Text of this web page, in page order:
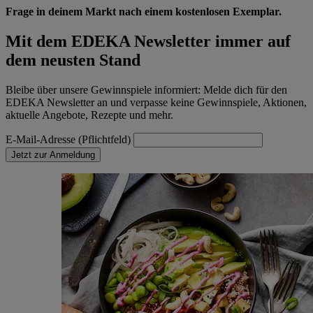
Frage in deinem Markt nach einem kostenlosen Exemplar.
Mit dem EDEKA Newsletter immer auf
dem neusten Stand
Bleibe über unsere Gewinnspiele informiert: Melde dich für den
EDEKA Newsletter an und verpasse keine Gewinnspiele, Aktionen,
aktuelle Angebote, Rezepte und mehr.
E-Mail-Adresse (Pflichtfeld)
Jetzt zur Anmeldung